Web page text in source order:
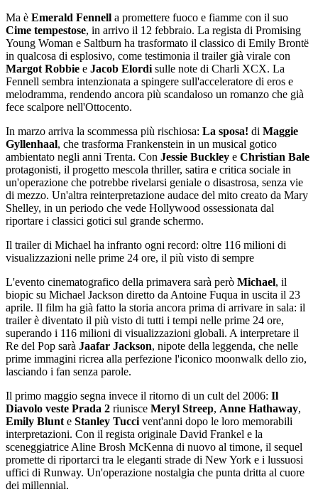
Ma è Emerald Fennell a promettere fuoco e fiamme con il suo
Cime tempestose, in arrivo il 12 febbraio. La regista di Promising
Young Woman e Saltburn ha trasformato il classico di Emily Brontë
in qualcosa di esplosivo, come testimonia il trailer già virale con
Margot Robbie e Jacob Elordi sulle note di Charli XCX. La
Fennell sembra intenzionata a spingere sull'acceleratore di eros e
melodramma, rendendo ancora più scandaloso un romanzo che già
fece scalpore nell'Ottocento.
In marzo arriva la scommessa più rischiosa: La sposa! di Maggie
Gyllenhaal, che trasforma Frankenstein in un musical gotico
ambientato negli anni Trenta. Con Jessie Buckley e Christian Bale
protagonisti, il progetto mescola thriller, satira e critica sociale in
un'operazione che potrebbe rivelarsi geniale o disastrosa, senza vie
di mezzo. Un'altra reinterpretazione audace del mito creato da Mary
Shelley, in un periodo che vede Hollywood ossessionata dal
riportare i classici gotici sul grande schermo.
Il trailer di Michael ha infranto ogni record: oltre 116 milioni di
visualizzazioni nelle prime 24 ore, il più visto di sempre
L'evento cinematografico della primavera sarà però Michael, il
biopic su Michael Jackson diretto da Antoine Fuqua in uscita il 23
aprile. Il film ha già fatto la storia ancora prima di arrivare in sala: il
trailer è diventato il più visto di tutti i tempi nelle prime 24 ore,
superando i 116 milioni di visualizzazioni globali. A interpretare il
Re del Pop sarà Jaafar Jackson, nipote della leggenda, che nelle
prime immagini ricrea alla perfezione l'iconico moonwalk dello zio,
lasciando i fan senza parole.
Il primo maggio segna invece il ritorno di un cult del 2006: Il
Diavolo veste Prada 2 riunisce Meryl Streep, Anne Hathaway,
Emily Blunt e Stanley Tucci vent'anni dopo le loro memorabili
interpretazioni. Con il regista originale David Frankel e la
sceneggiatrice Aline Brosh McKenna di nuovo al timone, il sequel
promette di riportarci tra le eleganti strade di New York e i lussuosi
uffici di Runway. Un'operazione nostalgia che punta dritta al cuore
dei millennial.